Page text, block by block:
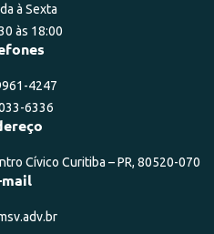
à Sexta
às 18:00
4247
6336
Cívico Curitiba – PR, 80520-070
mail